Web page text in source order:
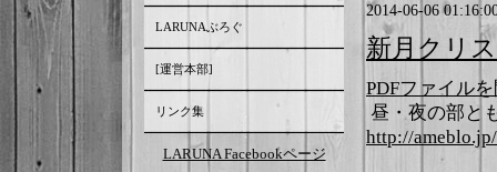
2014-06-06
新月クリ
PDFファイル
昼・夜の部と
http://
LARUNAぶろぐ
[運営本部]
リンク集
LARUNA Facebookページ